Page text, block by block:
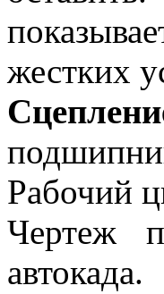
жестких
Рабочий
Чертеж
автокада.